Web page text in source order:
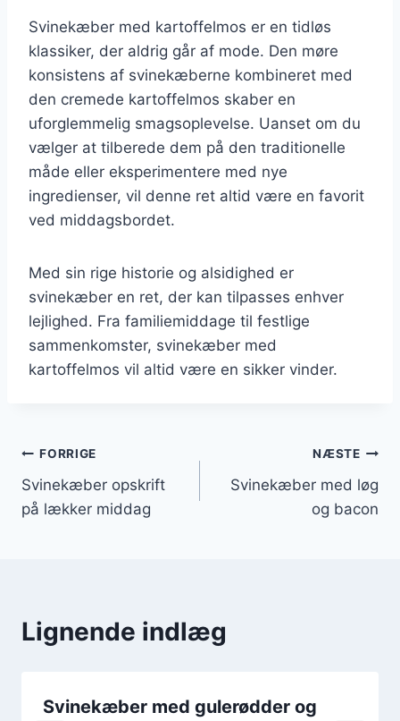
Svinekæber med kartoffelmos er en tidløs
klassiker, der aldrig går af mode. Den møre
konsistens af svinekæberne kombineret med
den cremede kartoffelmos skaber en
uforglemmelig smagsoplevelse. Uanset om du
vælger at tilberede dem på den traditionelle
måde eller eksperimentere med nye
ingredienser, vil denne ret altid være en favorit
ved middagsbordet.
Med sin rige historie og alsidighed er
svinekæber en ret, der kan tilpasses enhver
lejlighed. Fra familiemiddage til festlige
sammenkomster, svinekæber med
kartoffelmos vil altid være en sikker vinder.
Indlægsnavigation
FORRIGE
Svinekæber opskrift
på lækker middag
NÆSTE
Svinekæber med løg
og bacon
Lignende indlæg
Svinekæber med gulerødder og